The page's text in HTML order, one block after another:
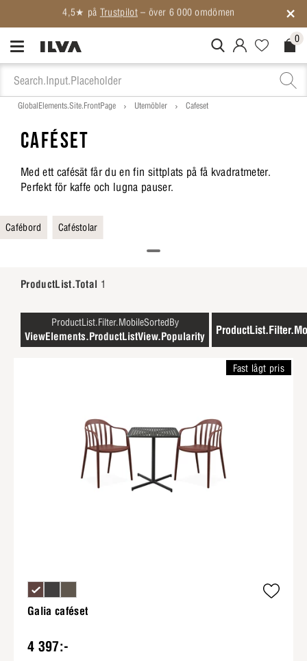
Medlemspriser på ALLT*
MitIlva.Login 0
GlobalElements.Site.FrontPage Utemöbler Cafeset
CAFÉSET
Med ett cafésät får du en fin sittplats på få kvadratmeter.
Perfekt för kaffe och lugna pauser.
Cafébord Caféstolar
ProductList.Total 1
ProductList.Filter.MobileSortedBy
ViewElements.ProductListView.Popularity
Galia caféset
4 397:-
Fast lågt pris